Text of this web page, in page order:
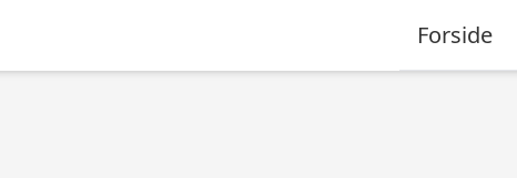
Forside